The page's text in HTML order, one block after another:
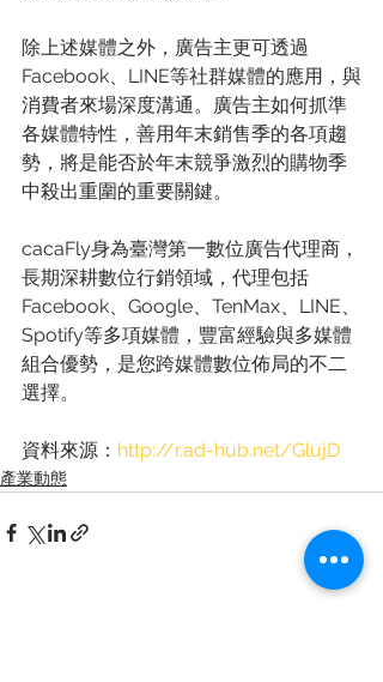
除上述媒體之外，廣告主更可透過
Facebook、LINE等社群媒體的應用，與
消費者來場深度溝通。廣告主如何抓準
各媒體特性，善用年末銷售季的各項趨
勢，將是能否於年末競爭激烈的購物季
中殺出重圍的重要關鍵。
cacaFly身為臺灣第一數位廣告代理商，
長期深耕數位行銷領域，代理包括
Facebook、Google、TenMax、LINE、
Spotify等多項媒體，豐富經驗與多媒體
組合優勢，是您跨媒體數位佈局的不二
選擇。
資料來源： http://r.ad-hub.net/GlujD
產業動態